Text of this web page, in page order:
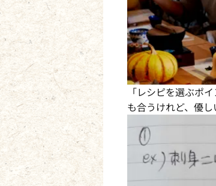
「レシピを選ぶポ
も合うけれど、優し